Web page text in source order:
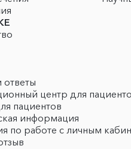
центр для
пациентов
информация
по работе с личным